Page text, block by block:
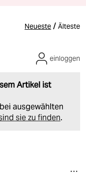
Neueste / Älteste
Artikel ist
ausgewählten
sie zu finden.
einloggen